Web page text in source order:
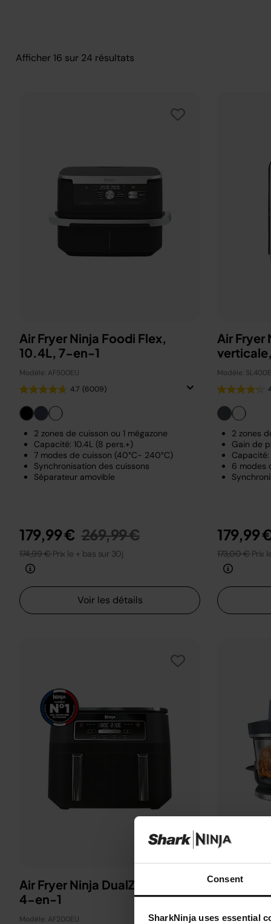
Consent
SharkNinja uses essential
Afficher 16 sur 24 résultats
Air Fryer Ninja Foodi Flex,
10.4L, 7-en-1
Modèle: AF500EU
4.7 (6009)
2 zones de cuisson ou 1 mégazone
Capacité: 10.4L (8 pers.+)
7 modes de cuisson (40°C- 240°C)
Synchronisation des cuissons
Séparateur amovible
179,99 € Prix réduit de
269,99 €au
174,99 €Prix le + bas sur 30j
Voir les détails
Air Fryer
Modèle:
2 zones
Gain de
6 modes
179,99
173,00 €Prix
Air Fryer Ninja DualZone, 7.6L,
4-en-1
Modèle: AF200EU
Vu à la télé
Air